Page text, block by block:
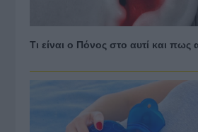
Τι είναι ο Πόνος στο αυτί και πως